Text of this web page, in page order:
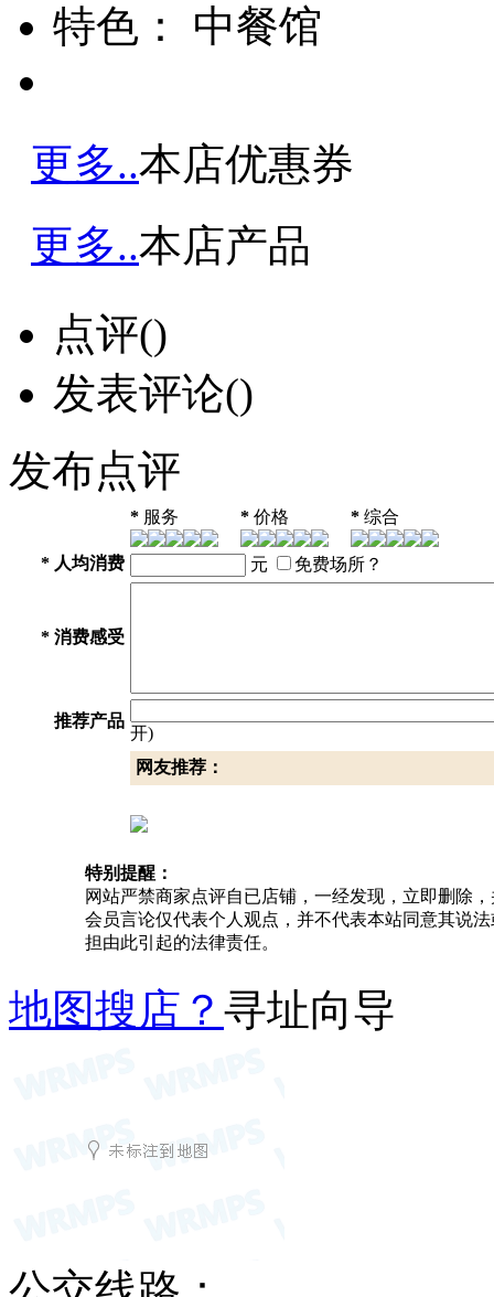
特色：
中餐馆
更多..本店优惠券
更多..本店产品
点评()
发表评论()
发布点评
* 服务 * 价格 * 综合
* 人均消费 元 免费场所？
* 消费感受
推荐产品
开)
网友推荐：
特别提醒：
网站严禁商家点评自已店铺，一经发现，立即删除
会员言论仅代表个人观点，并不代表本站同意其说
担由此引起的法律责任。
地图搜店？ 寻址向导